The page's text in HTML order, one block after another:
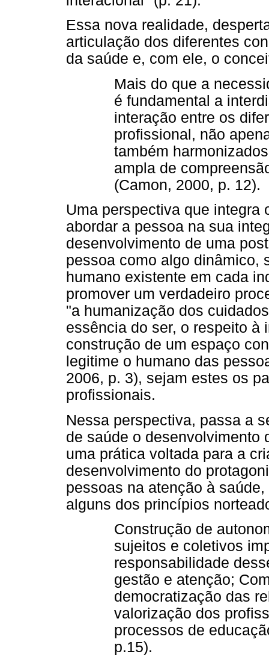
Essa nova realidade,
articulação dos diferentes
da saúde e, com ele, o
Mais do que a
é fundamental a
interação entre os
profissional, não
também
ampla de
(Camon, 2000, p. 12).
Uma perspectiva que integra
abordar a pessoa na sua
desenvolvimento de uma
pessoa como algo dinâmico,
humano existente em cada
promover um verdadeiro
"a humanização dos
essência do ser, o respeito à
construção de um espaço
legitime o humano das
2006, p. 3), sejam estes os
profissionais.
Nessa perspectiva, passa a
de saúde o desenvolvimento
uma prática voltada para a
desenvolvimento do
pessoas na atenção à
alguns dos princípios
Construção de
sujeitos e coletivos
responsabilidade
gestão e atenção;
democratização das
valorização dos
processos de
p.15).